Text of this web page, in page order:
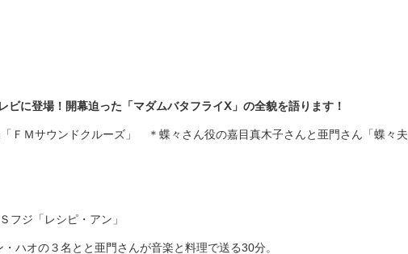
ビに登場！開幕迫った「マダムバタフライⅩ」の全貌を語ります！
ＦＭサウンドクルーズ」 ＊蝶々さん役の嘉目真木子さんと亜門さん「蝶々
フジ「レシピ・アン」
ハオの３名とと亜門さんが音楽と料理で送る30分。